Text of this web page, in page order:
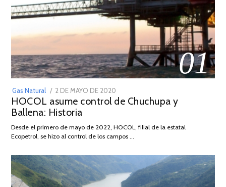
01
Gas Natural
POSTED
ON
2 DE MAYO DE 2020
DE
2026
HOCOL asume control de Chuchupa y
Ballena: Historia
Desde el primero de mayo de 2022, HOCOL, filial de la estatal
Ecopetrol, se hizo al control de los campos …